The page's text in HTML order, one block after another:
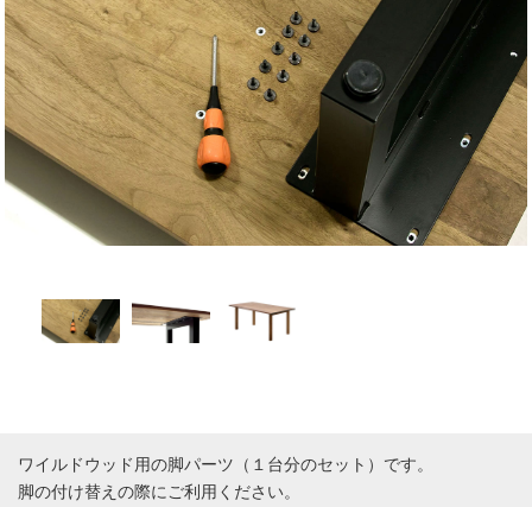
ワイルドウッド用の脚パーツ（１台分のセット）です。
脚の付け替えの際にご利用ください。